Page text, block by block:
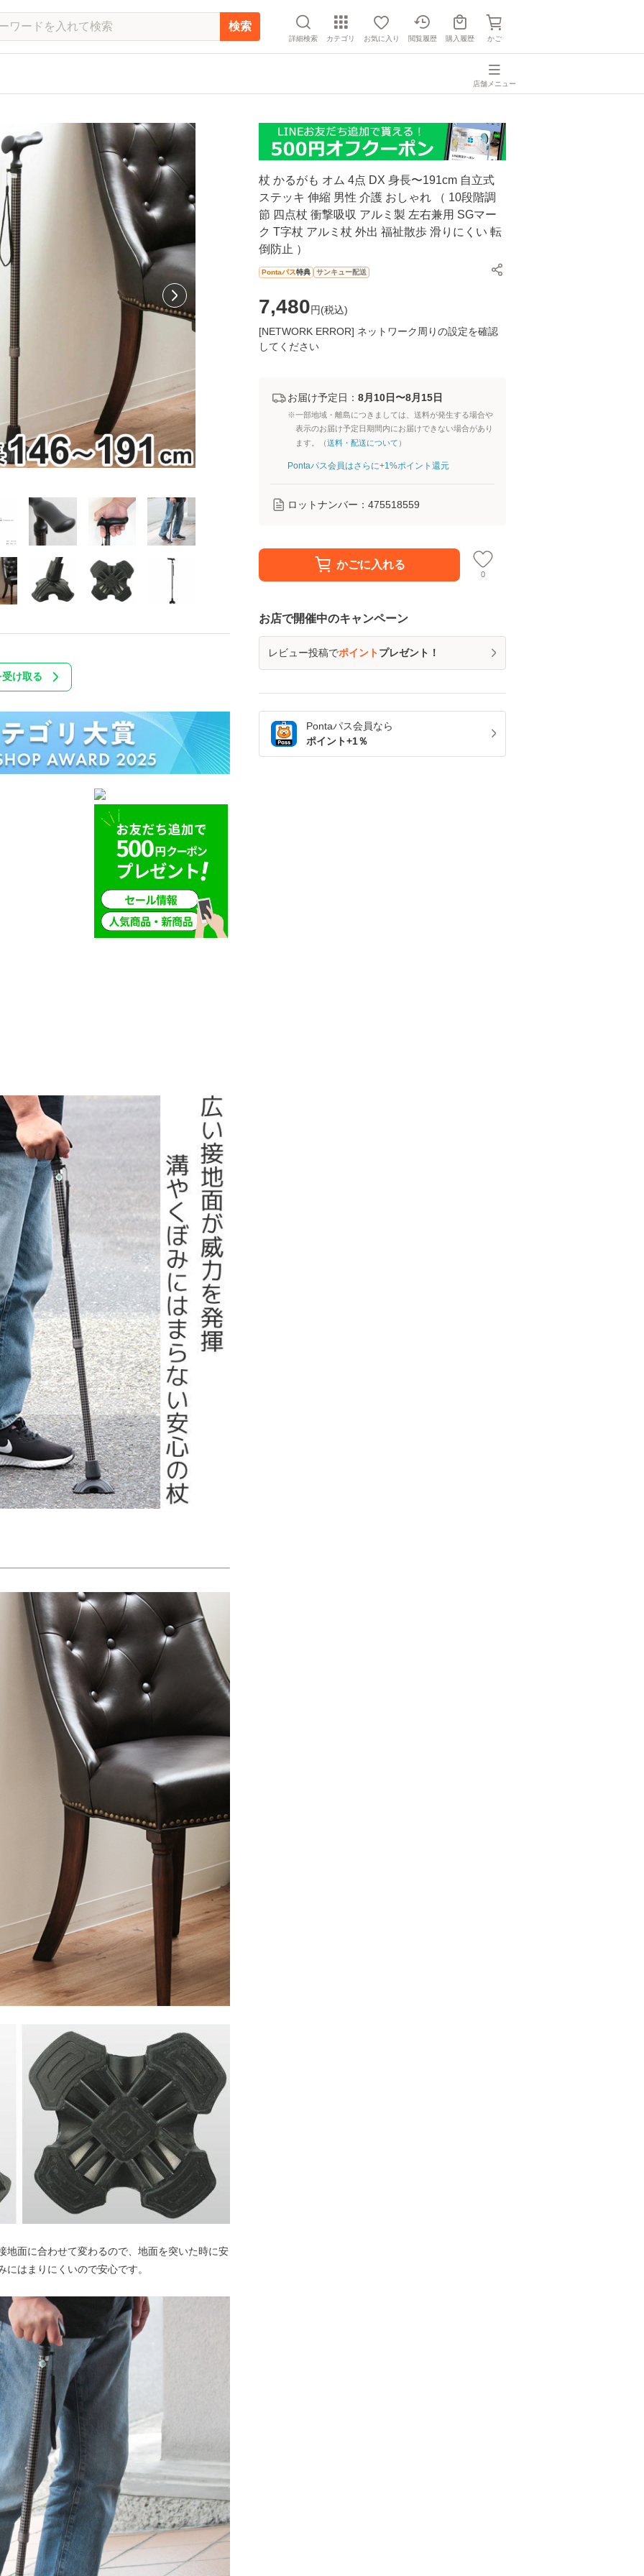
検索
詳細検索 カテゴリ お気に入り 閲覧履歴 購入履歴 かご
店舗メニュー
杖 かるがも オム 4点 DX 身長〜191cm 自立式
ステッキ 伸縮 男性 介護 おしゃれ （ 10段階調
節 四点杖 衝撃吸収 アルミ製 左右兼用 SGマー
ク T字杖 アルミ杖 外出 福祉散歩 滑りにくい 転
倒防止 ）
Pontaパス特典 サンキュー配送
7,480円(税込)
[NETWORK ERROR] ネットワーク周りの設定を確認
してください
お届け予定日： 8月10日〜8月15日
※一部地域・離島につきましては、送料が発生する場合や
表示のお届け予定日期間内にお届けできない場合があり
ます。（送料・配送について ）
Pontaパス会員はさらに+1%ポイント還元
ロットナンバー： 475518559
かごに入れる
0
お店で開催中のキャンペーン
レビュー投稿でポイントプレゼント！
Pontaパス会員なら
ポイント+1％
け取る
地面に合わせて変わるので、地面を突いた時に安
はまりにくいので安心です。